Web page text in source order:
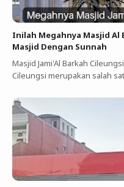
Inilah Megahnya Masjid Al
Masjid Dengan Sunnah
Masjid Jami'Al Barkah
Cileungsi merupakan salah